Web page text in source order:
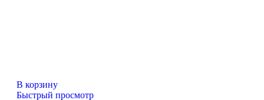
В корзину
Быстрый просмотр